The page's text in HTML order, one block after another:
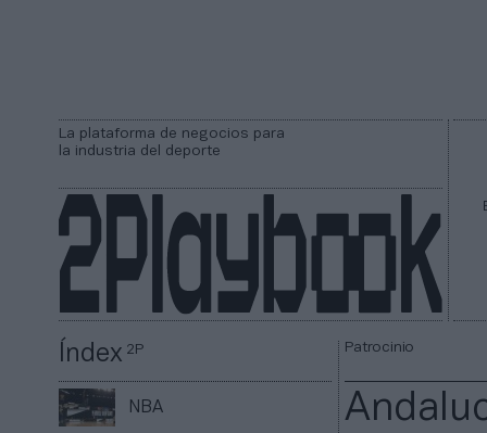
La plataforma de negocios para
la industria del deporte
Índex2P
NBA
Patrocinio